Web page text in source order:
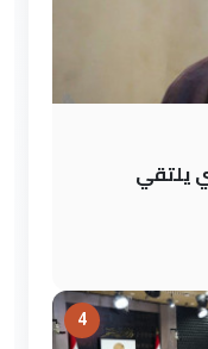
يلتقي
4